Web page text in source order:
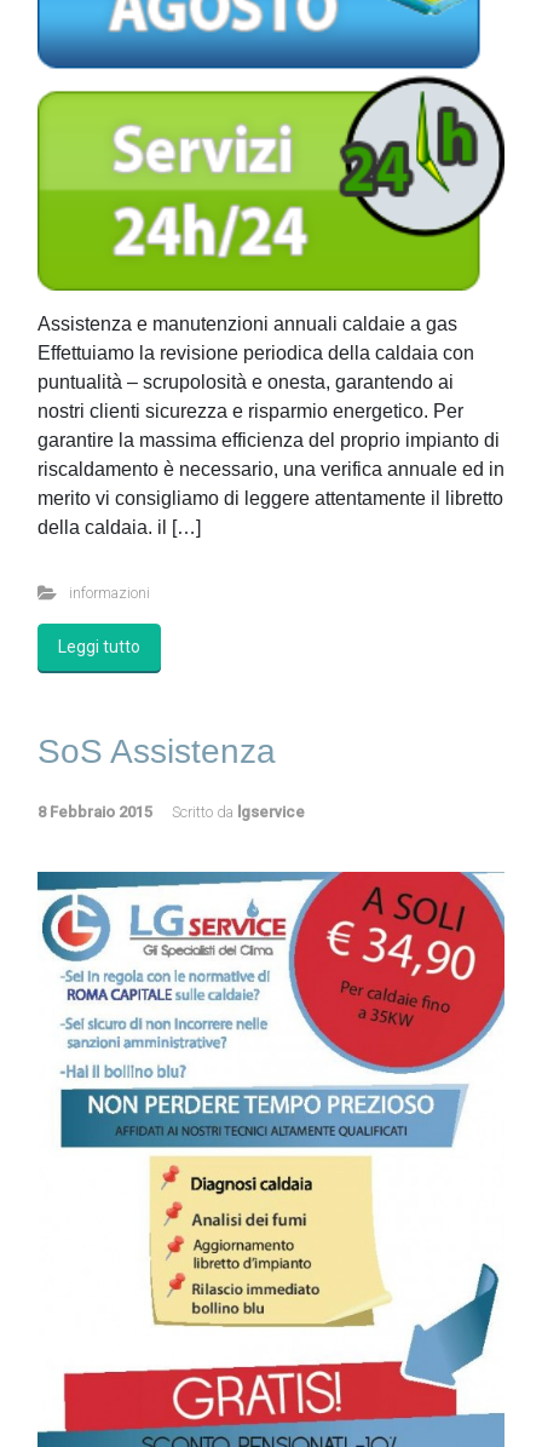
Assistenza e manutenzioni annuali caldaie a gas
Effettuiamo la revisione periodica della caldaia con
puntualità – scrupolosità e onesta, garantendo ai
nostri clienti sicurezza e risparmio energetico. Per
garantire la massima efficienza del proprio impianto di
riscaldamento è necessario, una verifica annuale ed in
merito vi consigliamo di leggere attentamente il libretto
della caldaia. il […]
informazioni
Leggi tutto
SoS Assistenza
8 Febbraio 2015 Scritto da lgservice